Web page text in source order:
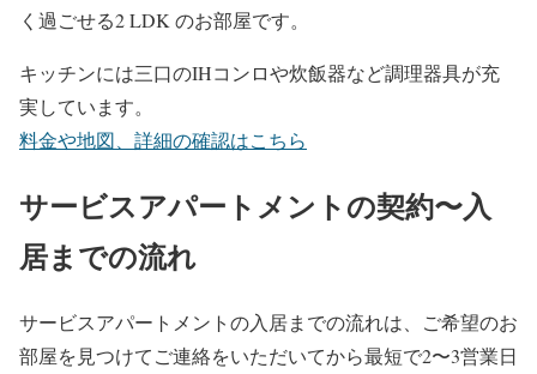
く過ごせる2 LDK のお部屋です。
キッチンには三口のIHコンロや炊飯器など調理器具が充
実しています。
料金や地図、詳細の確認はこちら
サービスアパートメントの契約〜入
居までの流れ
サービスアパートメントの入居までの流れは、ご希望のお
部屋を見つけてご連絡をいただいてから最短で2〜3営業日